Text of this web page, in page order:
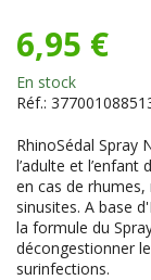
6,95 €
En stock
Réf.:
RhinoSédal Spray
l’adulte et
en cas de
sinusites. A base
la formule du
décongestionner
surinfections.